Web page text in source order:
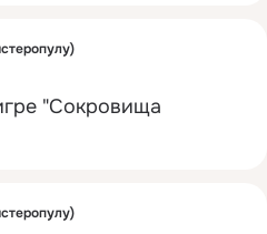
"Сокровища